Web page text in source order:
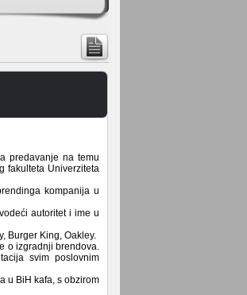
predavanje na temu
fakulteta Univerziteta
kompanija u
autoritet i ime u
Burger King, Oakley.
o izgradnji brendova.
svim poslovnim
u BiH kafa, s obzirom